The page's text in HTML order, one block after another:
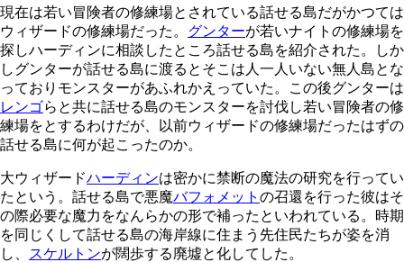
現在は若い冒険者の修練場とされている話せる島だがかつては
ウィザードの修練場だった。 グンターが若いナイトの修練場を
探しハーディンに相談したところ話せる島を紹介された。しか
しグンターが話せる島に渡るとそこは人一人いない無人島とな
っておりモンスターがあふれかえっていた。この後グンターは
レンゴらと共に話せる島のモンスターを討伐し若い冒険者の修
練場をとするわけだが、以前ウィザードの修練場だったはずの
話せる島に何が起こったのか。
大ウィザードハーディンは密かに禁断の魔法の研究を行ってい
たという。話せる島で悪魔バフォメット の召還を行った彼はそ
の際必要な魔力をなんらかの形で補ったといわれている。時期
を同じくして話せる島の海岸線に住まう先住民たちが姿を消
し、
スケルトンが闊歩する廃墟と化してした。